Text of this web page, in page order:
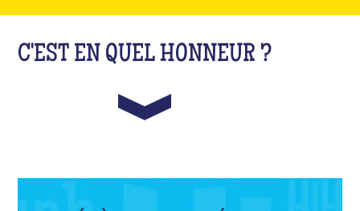
C'EST EN QUEL HONNEUR ?